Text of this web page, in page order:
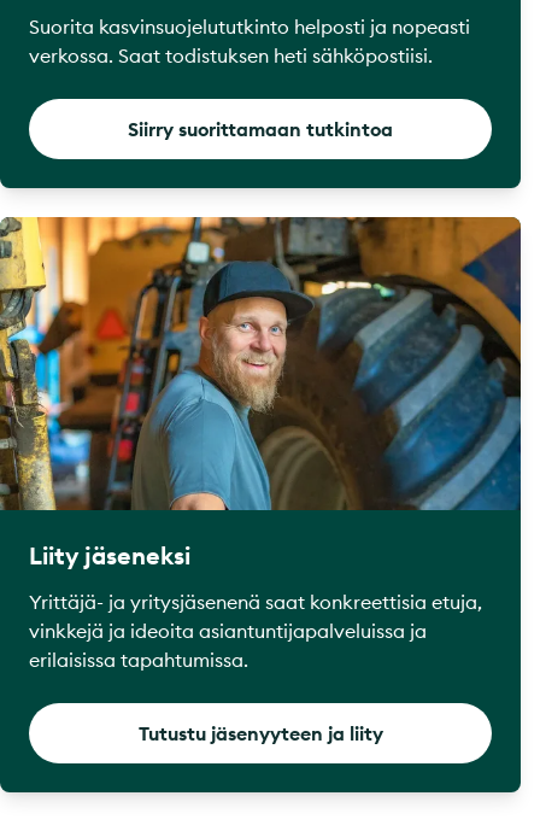
Suorita kasvinsuojelututkinto helposti ja nopeasti
verkossa. Saat todistuksen heti sähköpostiisi.
Siirry suorittamaan tutkintoa
Liity jäseneksi
Yrittäjä- ja yritysjäsenenä saat konkreettisia etuja,
vinkkejä ja ideoita asiantuntijapalveluissa ja
erilaisissa tapahtumissa.
Tutustu jäsenyyteen ja liity